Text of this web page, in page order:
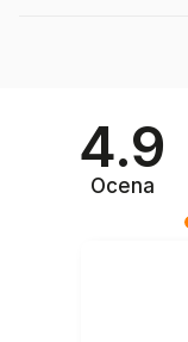
4.9
Ocena